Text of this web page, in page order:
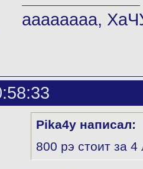
аааааааа,
Pika4y написал:
800 рэ стоит за